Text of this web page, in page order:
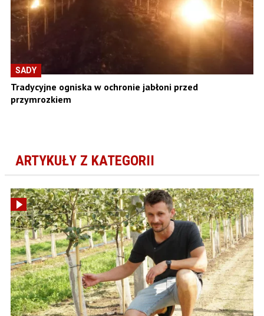
SADY
Tradycyjne ogniska w ochronie jabłoni przed
przymrozkiem
ARTYKUŁY Z KATEGORII